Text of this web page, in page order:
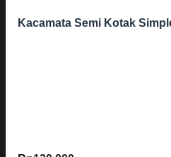
Kacamata Semi Kotak